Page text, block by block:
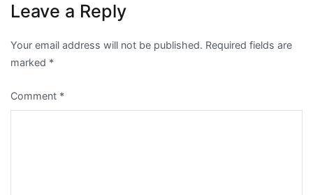
Leave a Reply
Your email address will not be published. Required fields are
marked *
Comment *